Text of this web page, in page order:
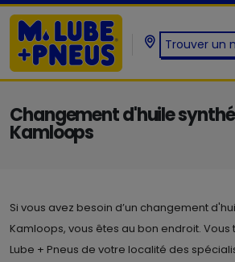
Trouver un
Pneus:
Changement d'huile
Kamloops
Si vous avez besoin d’un changement
Kamloops, vous êtes au bon endroit. Vous
Lube + Pneus de votre localité des